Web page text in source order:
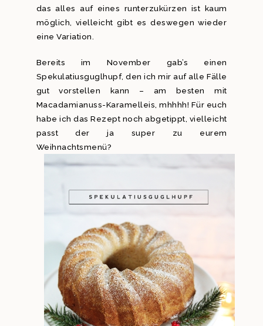
das alles auf eines runterzukürzen ist kaum
möglich, vielleicht gibt es deswegen wieder
eine Variation.
Bereits im November gab’s einen
Spekulatiusguglhupf, den ich mir auf alle Fälle
gut vorstellen kann – am besten mit
Macadamianuss-Karamelleis, mhhhh! Für euch
habe ich das Rezept noch abgetippt, vielleicht
passt der ja super zu eurem
Weihnachtsmenü?